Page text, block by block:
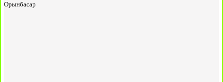
Орынбасар